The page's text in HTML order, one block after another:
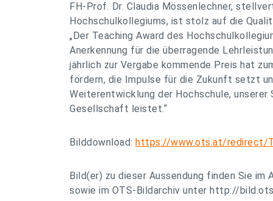
FH-Prof. Dr. Claudia Mössenlechner,
Hochschulkollegiums, ist stolz auf die
„Der Teaching Award des
Anerkennung für die überragende
jährlich zur Vergabe kommende Preis hat
fördern, die Impulse für die Zukunft setzt
Weiterentwicklung der Hochschule, unserer
Gesellschaft leistet.“
Bilddownload: https://www.ots.at/redirect/
Bild(er) zu dieser Aussendung finden Sie im
sowie im OTS-Bildarchiv unter http://